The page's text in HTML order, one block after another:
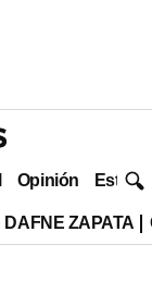
Opinión Estilo
DAFNE ZAPATA